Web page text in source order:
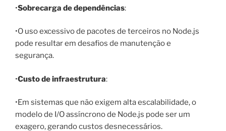
•Sobrecarga de dependências:
•O uso excessivo de pacotes de terceiros no Node.js
pode resultar em desafios de manutenção e
segurança.
•Custo de infraestrutura:
•Em sistemas que não exigem alta escalabilidade, o
modelo de I/O assíncrono de Node.js pode ser um
exagero, gerando custos desnecessários.